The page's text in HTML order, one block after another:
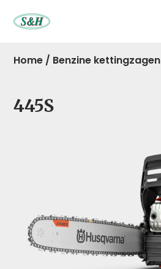
Home / Benzine kettingzagen
445S